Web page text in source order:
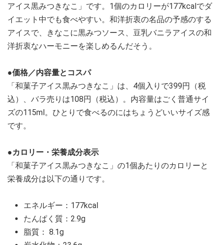
アイス黒みつきなこ」です。1個のカロリーが177kcalでダ
イエット中でも食べやすい。和洋折衷の名品の予感のする
アイスで、きなこに黒みつソース、豆乳バニラアイスの和
洋折衷なハーモニーを楽しめるんだそう。
●価格／内容量とコスパ
「和菓子アイス黒みつきなこ」は、4個入りで399円（税
込）、バラ売りは108円（税込）。内容量はごく普通サイ
ズの115ml。ひとりで食べるのにはちょうどいいサイズ感
です。
●カロリー・栄養成分表示
「和菓子アイス黒みつきなこ」の1個あたりのカロリーと
栄養成分は以下の通りです。
エネルギー：177kcal
たんぱく質：2.9g
脂質： 8.1g